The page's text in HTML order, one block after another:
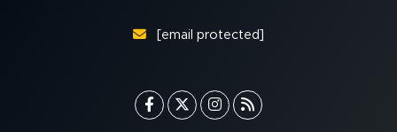
[email protected]